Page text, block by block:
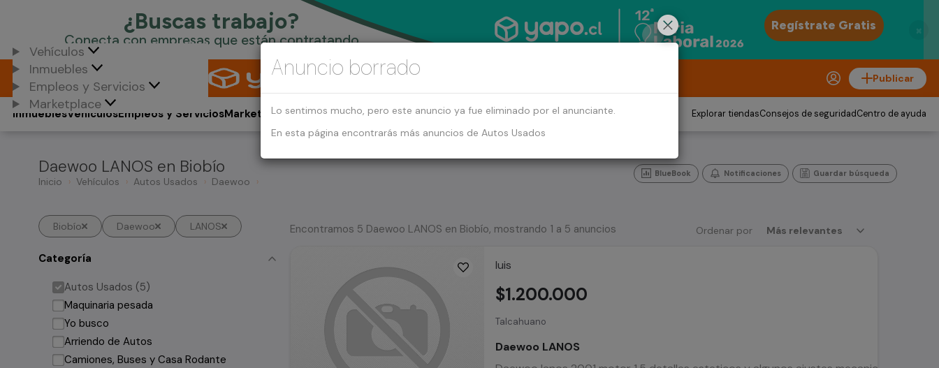
×
Vehículos
Inmuebles
Empleos y Servicios
Marketplace
Publicar
Vehículos
Inmuebles Empleos y ServiciosMarketplace Explorar tiendasConsejos de seguridadCentro de ayuda
Daewoo LANOS en Biobío
Inicio Vehículos Autos Usados Daewoo
BlueBook Notificaciones Guardar búsqueda
Biobío Daewoo LANOS
Categoría
Autos Usados (5)
Maquinaria pesada
Yo busco
Arriendo de Autos
Camiones, Buses y Casa Rodante
Ordenar por Más relevantes
Encontramos 5 Daewoo LANOS en Biobío, mostrando 1 a 5 anuncios
luis
Talcahuano
Daewoo LANOS
$1.200.000
Anuncio borrado
Lo sentimos mucho, pero este anuncio ya fue eliminado por el anunciante.
En esta página encontrarás más anuncios de Autos Usados